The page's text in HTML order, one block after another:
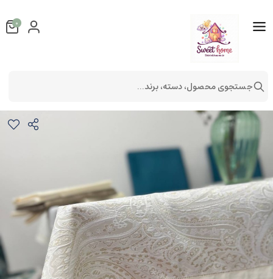
0
جستجوی محصول، دسته، برند...